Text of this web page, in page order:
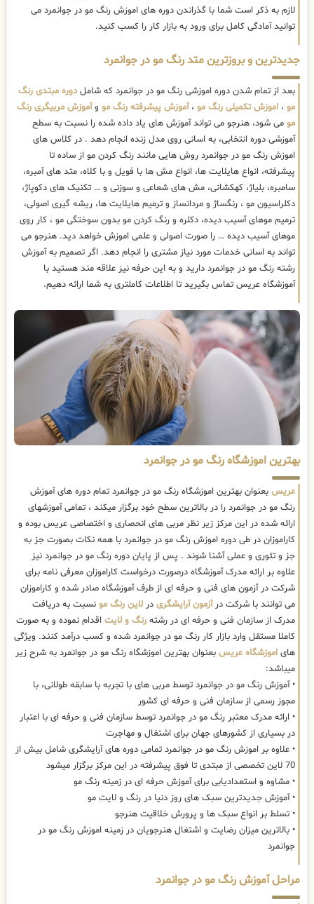
لازم به ذکر است شما با گذراندن دوره های اموزش رنگ مو در جوانمرد می
توانید آمادگی کامل برای ورود به بازار کار را کسب کنید.
جدیدترین و بروزترین متد رنگ مو در جوانمرد
بعد از تمام شدن دوره اموزشی رنگ مو در جوانمرد که شاملدوره مبتدی رنگ
مو ، اموزش تکمیلی رنگ مو ،آموزش پیشرفته رنگ مو وآموزش مربیگری رنگ
مو می شود، هنرجو می تواند آموزش های یاد داده شده را نسبت به سطح
آموزشی دوره انتخابی، به اسانی روی مدل زنده انجام دهد . در کلاس های
اموزش رنگ مو در جوانمرد روش هایی مانند رنگ کردن مو از ساده تا
پیشرفته، انواع هایلایت ها، انواع مش ها با فویل و با کلاه، متد های آمبره،
سامبره، بلیاژ، کهکشانی، مش های شعاعی و سوزنی و … تکنیک های دکوپاژ،
دکلراسیون مو ، رنگساژ و مردانساز و ترمیم هایلایت ها، ریشه گیری اصولی،
ترمیم موهای آسیب دیده، دکلره و رنگ کردن مو بدون سوختگی مو ، کار روی
موهای آسیب دیده … را صورت اصولی و علمی اموزش خواهد دید. هنرجو می
تواند به اسانی خدمات مورد نیاز مشتری را انجام دهد. اگر تصمیم به آموزش
رشته رنگ مو در جوانمرد دارید و به این حرفه نیز علاقه مند هستید با
آموزشگاه عریس تماس بگیرید تا اطلاعات کاملتری به شما ارائه دهیم.
بهترین اموزشگاه رنگ مو در جوانمرد
عریس بعنوان بهترین اموزشگاه رنگ مو در جوانمرد تمام دوره های آموزش
رنگ مو در جوانمرد را در بالاترین سطح خود برگزار میکند ، تمامی آموزشهای
ارائه شده در این مرکز زیر نظر مربی های انحصاری و اختصاصی عریس بوده و
کاراموزان در طی دوره اموزش رنگ مو در جوانمرد با همه نکات بصورت جز به
جز و تئوری و عملی آشنا شوند . پس از پایان دوره رنگ مو در جوانمرد نیز
علاوه بر ارائه مدرک آموزشگاه درصورت درخواست کاراموزان معرفی نامه برای
شرکت در آزمون های فنی و حرفه ای از طرف آموزشگاه صادر شده و کاراموزان
می توانند با شرکت درآزمون آرایشگری در لاین رنگ مو نسبت به دریافت
مدرک از سازمان فنی و حرفه ای در رشته رنگ و لایت اقدام نموده و به صورت
کاملا مستقل وارد بازار کار رنگ مو در جوانمرد شده و کسب درآمد کنند. ویژگی
های اموزشگاه عریس بعنوان بهترین اموزشگاه رنگ مو در جوانمرد به شرح زیر
میباشد:
• آموزش رنگ مو در جوانمرد توسط مربی های با تجربه با سابقه طولانی، با
مجوز رسمی از سازمان فنی و حرفه ای کشور
• ارائه مدرک معتبر رنگ مو در جوانمرد توسط سازمان فنی و حرفه ای با اعتبار
در بسیاری از کشورهای جهان برای اشتغال و مهاجرت
• علاوه بر اموزش رنگ مو در جوانمرد تمامی دوره های آرایشگری شامل بیش از
70 لاین تخصصی از مبتدی تا فوق پیشرفته در این مرکز برگزار میشود
• مشاوه و استعدادیابی برای آموزش حرفه ای در زمینه رنگ مو
• آموزش جدیدترین سبک های روز دنیا در رنگ و لایت مو
• تسلط بر انواع سبک ها و پرورش خلاقیت هنرجو
• بالاترین میزان رضایت و اشتغال هنرجویان در زمینه اموزش رنگ مو در
جوانمرد
مراحل آموزش رنگ مو در جوانمرد